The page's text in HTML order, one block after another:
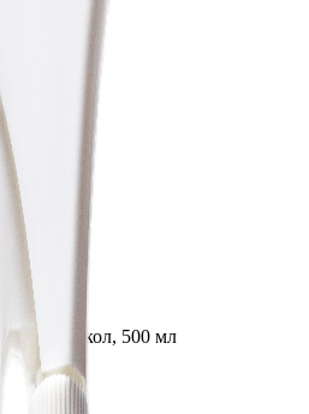
для стекол, 500 мл